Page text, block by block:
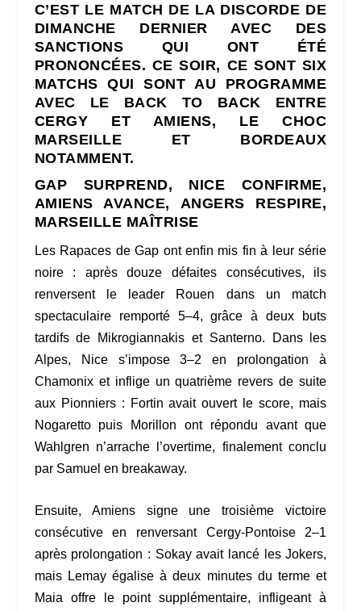
C’EST LE MATCH DE LA DISCORDE DE
DIMANCHE DERNIER AVEC DES
SANCTIONS QUI ONT ÉTÉ
PRONONCÉES. CE SOIR, CE SONT SIX
MATCHS QUI SONT AU PROGRAMME
AVEC LE BACK TO BACK ENTRE
CERGY ET AMIENS, LE CHOC
MARSEILLE ET BORDEAUX
NOTAMMENT.
GAP SURPREND, NICE CONFIRME,
AMIENS AVANCE, ANGERS RESPIRE,
MARSEILLE MAÎTRISE
Les Rapaces de Gap ont enfin mis fin à leur série
noire : après douze défaites consécutives, ils
renversent le leader Rouen dans un match
spectaculaire remporté 5–4, grâce à deux buts
tardifs de Mikrogiannakis et Santerno. Dans les
Alpes, Nice s’impose 3–2 en prolongation à
Chamonix et inflige un quatrième revers de suite
aux Pionniers : Fortin avait ouvert le score, mais
Nogaretto puis Morillon ont répondu avant que
Wahlgren n’arrache l’overtime, finalement conclu
par Samuel en breakaway.
Ensuite, Amiens signe une troisième victoire
consécutive en renversant Cergy-Pontoise 2–1
après prolongation : Sokay avait lancé les Jokers,
mais Lemay égalise à deux minutes du terme et
Maia offre le point supplémentaire, infligeant à